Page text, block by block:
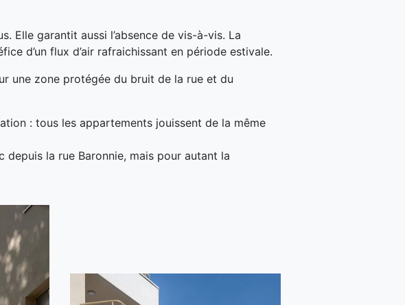
Elle garantit aussi l’absence de vis-à-vis. La
d’un flux d’air rafraichissant en période estivale.
une zone protégée du bruit de la rue et du
: tous les appartements jouissent de la même
la rue Baronnie, mais pour autant la